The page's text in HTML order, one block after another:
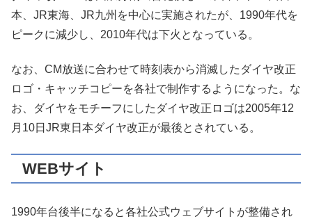
本、JR東海、JR九州を中心に実施されたが、1990年代を
ピークに減少し、2010年代は下火となっている。
なお、CM放送に合わせて時刻表から消滅したダイヤ改正
ロゴ・キャッチコピーを各社で制作するようになった。な
お、ダイヤをモチーフにしたダイヤ改正ロゴは2005年12
月10日JR東日本ダイヤ改正が最後とされている。
WEBサイト
1990年台後半になると各社公式ウェブサイトが整備され